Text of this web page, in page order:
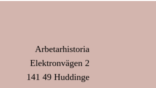
Arbetarhistoria
Elektronvägen 2
141 49 Huddinge